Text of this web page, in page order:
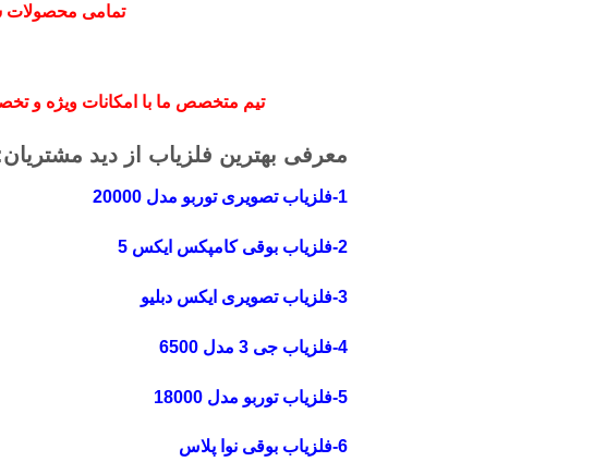
تمامی
تیم متخصص ما با امکانات ویژه و
معرفی بهترین فلزیاب از دید
1-فلزیاب تصویری توربو مدل 20000
2-فلزیاب بوقی کامپکس ایکس 5
3-فلزیاب تصویری ایکس دبلیو
4-فلزیاب جی 3 مدل 6500
5-فلزیاب توربو مدل 18000
6-فلزیاب بوقی نوا پلاس